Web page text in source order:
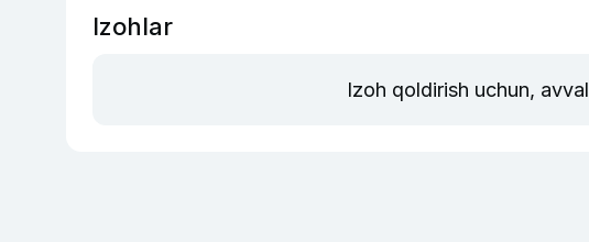
Izohlar
Izoh qoldirish uchun, avval